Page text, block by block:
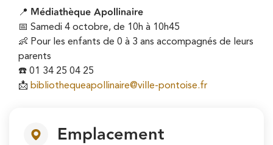
📍 Médiathèque Apollinaire
📅 Samedi 4 octobre, de 10h à 10h45
👶 Pour les enfants de 0 à 3 ans accompagnés de leurs
parents
☎️ 01 34 25 04 25
📩 bibliothequeapollinaire@ville-pontoise.fr
Emplacement